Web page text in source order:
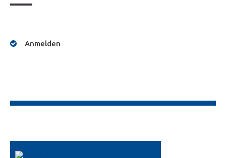
Anmelden